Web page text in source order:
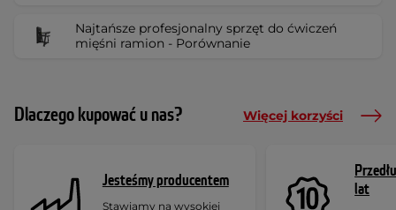
Najtańsze profesjonalny sprzęt do ćwiczeń
mięśni ramion - Porównanie
Dlaczego kupować u nas? Więcej korzyści
Jesteśmy producentem
Stawiamy na wysokiej
lat